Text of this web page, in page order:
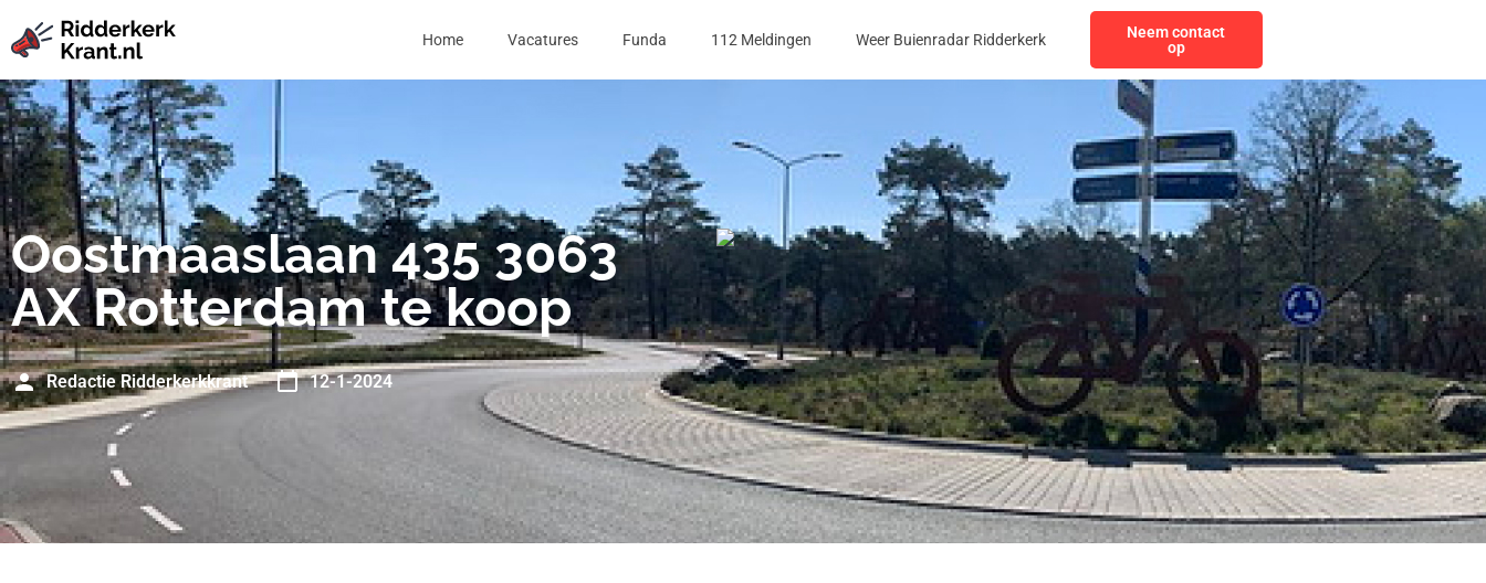
Home Vacatures Funda 112 Meldingen Weer Buienradar Ridderkerk
Neem contact
op
Oostmaaslaan 435 3063
AX Rotterdam te koop
Redactie Ridderkerkkrant 12-1-2024